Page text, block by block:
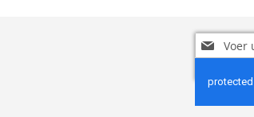
Abonneer
u
onze
nieuwsbrief